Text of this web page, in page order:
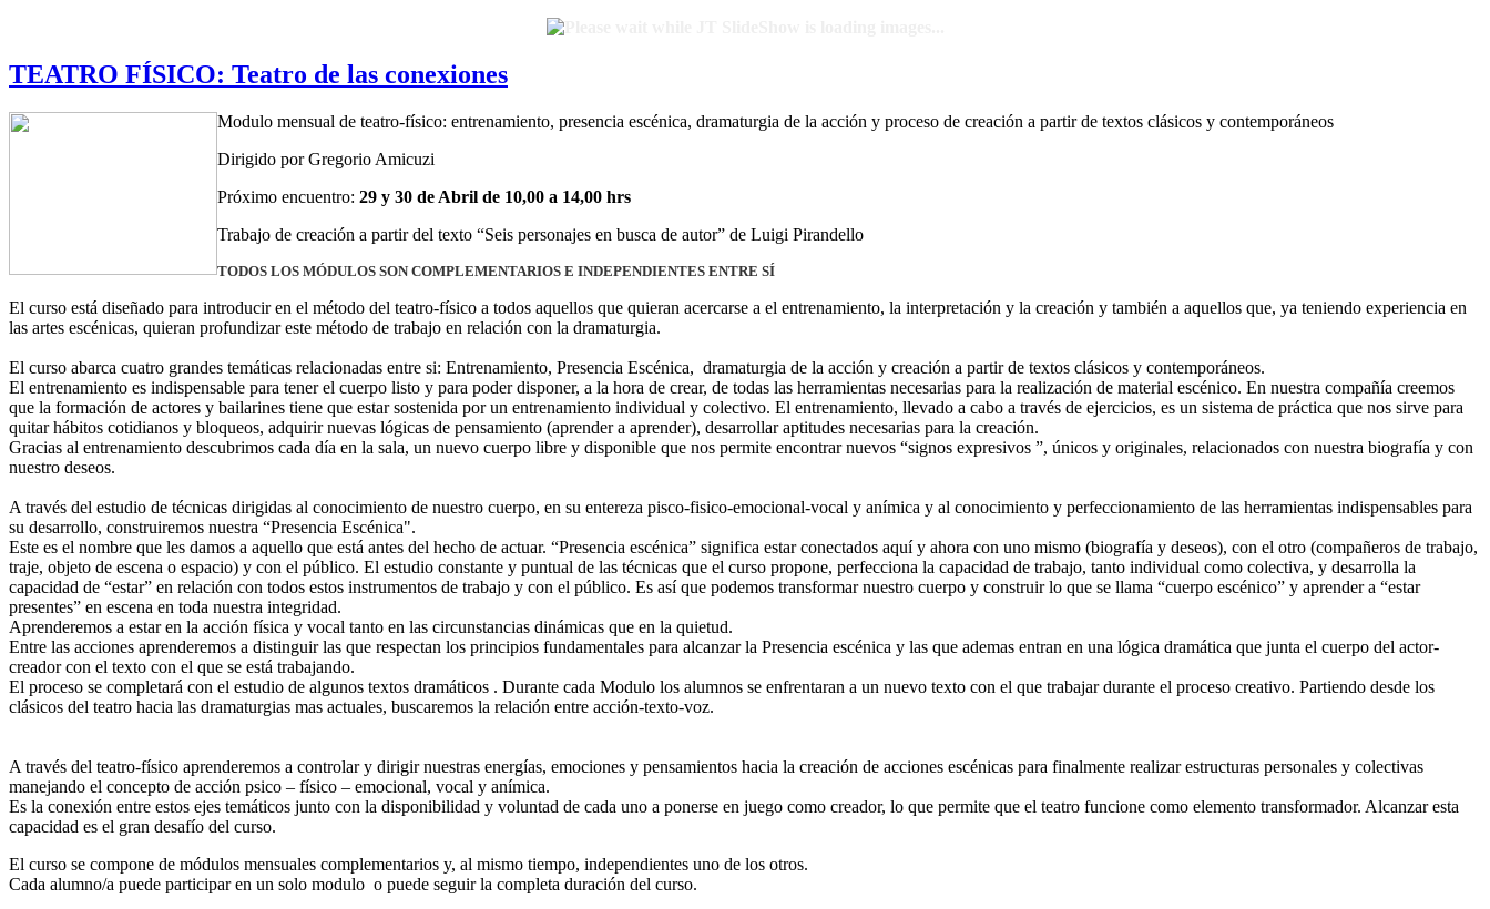
TEATRO FÍSICO: Teatro de las conexiones
Modulo mensual de teatro-físico: entrenamiento, presencia escénica, dramaturgia de la acción y proceso de creación a partir de textos clásicos y contemporáneos
Dirigido por Gregorio Amicuzi
Próximo encuentro: 29 y 30 de Abril de 10,00 a 14,00 hrs
Trabajo de creación a partir del texto “Seis personajes en busca de autor” de Luigi Pirandello
TODOS LOS MÓDULOS SON COMPLEMENTARIOS E INDEPENDIENTES ENTRE SÍ
El curso está diseñado para introducir en el método del teatro-físico a todos aquellos que quieran acercarse a el entrenamiento, la interpretación y la creación y también a aquellos que, ya teniendo experiencia en
las artes escénicas, quieran profundizar este método de trabajo en relación con la dramaturgia.
El curso abarca cuatro grandes temáticas relacionadas entre si: Entrenamiento, Presencia Escénica, dramaturgia de la acción y creación a partir de textos clásicos y contemporáneos.
El entrenamiento es indispensable para tener el cuerpo listo y para poder disponer, a la hora de crear, de todas las herramientas necesarias para la realización de material escénico. En nuestra compañía creemos
que la formación de actores y bailarines tiene que estar sostenida por un entrenamiento individual y colectivo. El entrenamiento, llevado a cabo a través de ejercicios, es un sistema de práctica que nos sirve para
quitar hábitos cotidianos y bloqueos, adquirir nuevas lógicas de pensamiento (aprender a aprender), desarrollar aptitudes necesarias para la creación.
Gracias al entrenamiento descubrimos cada día en la sala, un nuevo cuerpo libre y disponible que nos permite encontrar nuevos “signos expresivos ”, únicos y originales, relacionados con nuestra biografía y con
nuestro deseos.
A través del estudio de técnicas dirigidas al conocimiento de nuestro cuerpo, en su entereza pisco-fisico-emocional-vocal y anímica y al conocimiento y perfeccionamiento de las herramientas indispensables para
su desarrollo, construiremos nuestra “Presencia Escénica".
Este es el nombre que les damos a aquello que está antes del hecho de actuar. “Presencia escénica” significa estar conectados aquí y ahora con uno mismo (biografía y deseos), con el otro (compañeros de trabajo,
traje, objeto de escena o espacio) y con el público. El estudio constante y puntual de las técnicas que el curso propone, perfecciona la capacidad de trabajo, tanto individual como colectiva, y desarrolla la
capacidad de “estar” en relación con todos estos instrumentos de trabajo y con el público. Es así que podemos transformar nuestro cuerpo y construir lo que se llama “cuerpo escénico” y aprender a “estar
presentes” en escena en toda nuestra integridad.
Aprenderemos a estar en la acción física y vocal tanto en las circunstancias dinámicas que en la quietud.
Entre las acciones aprenderemos a distinguir las que respectan los principios fundamentales para alcanzar la Presencia escénica y las que ademas entran en una lógica dramática que junta el cuerpo del actor-
creador con el texto con el que se está trabajando.
El proceso se completará con el estudio de algunos textos dramáticos . Durante cada Modulo los alumnos se enfrentaran a un nuevo texto con el que trabajar durante el proceso creativo. Partiendo desde los
clásicos del teatro hacia las dramaturgias mas actuales, buscaremos la relación entre acción-texto-voz.
A través del teatro-físico aprenderemos a controlar y dirigir nuestras energías, emociones y pensamientos hacia la creación de acciones escénicas para finalmente realizar estructuras personales y colectivas
manejando el concepto de acción psico – físico – emocional, vocal y anímica.
Es la conexión entre estos ejes temáticos junto con la disponibilidad y voluntad de cada uno a ponerse en juego como creador, lo que permite que el teatro funcione como elemento transformador. Alcanzar esta
capacidad es el gran desafío del curso.
El curso se compone de módulos mensuales complementarios y, al mismo tiempo, independientes uno de los otros.
Cada alumno/a puede participar en un solo modulo o puede seguir la completa duración del curso.